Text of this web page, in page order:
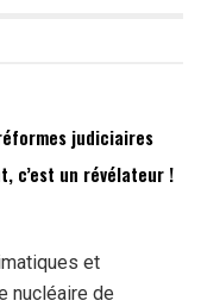
judiciaires
c’est un révélateur !
et
nucléaire de